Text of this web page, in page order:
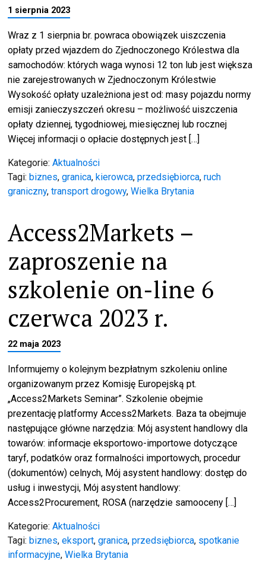
1 sierpnia 2023
Wraz z 1 sierpnia br. powraca obowiązek uiszczenia
opłaty przed wjazdem do Zjednoczonego Królestwa dla
samochodów: których waga wynosi 12 ton lub jest większa
nie zarejestrowanych w Zjednoczonym Królestwie
Wysokość opłaty uzależniona jest od: masy pojazdu normy
emisji zanieczyszczeń okresu – możliwość uiszczenia
opłaty dziennej, tygodniowej, miesięcznej lub rocznej
Więcej informacji o opłacie dostępnych jest […]
Kategorie:Aktualności
Tagi:biznes,granica,kierowca,przedsiębiorca,ruch
graniczny,transport drogowy,Wielka Brytania
Access2Markets –
zaproszenie na
szkolenie on-line 6
czerwca 2023 r.
22 maja 2023
Informujemy o kolejnym bezpłatnym szkoleniu online
organizowanym przez Komisję Europejską pt.
„Access2Markets Seminar”. Szkolenie obejmie
prezentację platformy Access2Markets. Baza ta obejmuje
następujące główne narzędzia: Mój asystent handlowy dla
towarów: informacje eksportowo-importowe dotyczące
taryf, podatków oraz formalności importowych, procedur
(dokumentów) celnych, Mój asystent handlowy: dostęp do
usług i inwestycji, Mój asystent handlowy:
Access2Procurement, ROSA (narzędzie samooceny […]
Kategorie:Aktualności
Tagi:biznes,eksport,granica,przedsiębiorca, spotkanie
informacyjne,Wielka Brytania